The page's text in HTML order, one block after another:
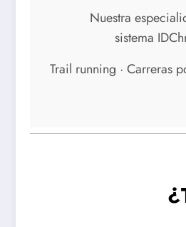
Nuestra
sistema
Trail running · Carreras